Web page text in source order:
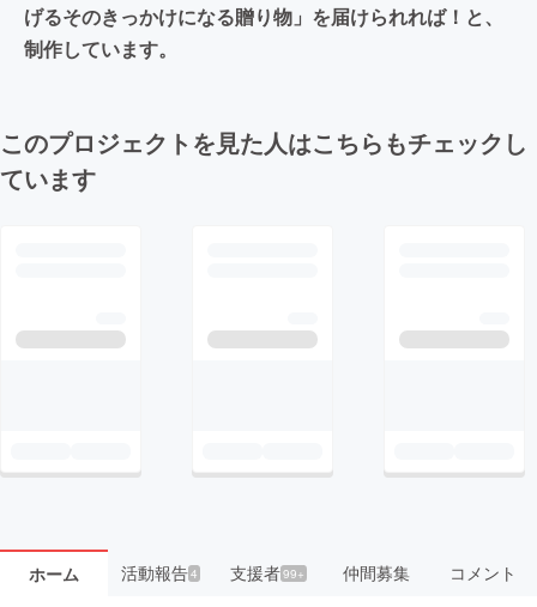
げるそのきっかけになる贈り物」を届けられれば！と、
制作しています。
このプロジェクトを見た人はこちらもチェックし
ています
ホーム 活動報告4 支援者99+ 仲間募集 コメント